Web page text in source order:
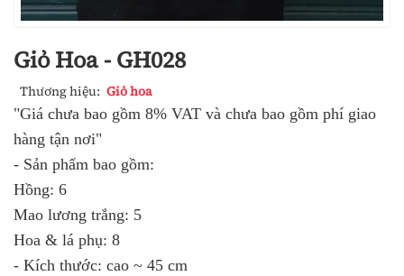
Giỏ Hoa - GH028
Thương hiệu: Giỏ hoa
"Giá chưa bao gồm 8% VAT và chưa bao gồm phí giao
hàng tận nơi"
- Sản phẩm bao gồm:
Hồng: 6
Mao lương trắng: 5
Hoa & lá phụ: 8
- Kích thước: cao ~ 45 cm